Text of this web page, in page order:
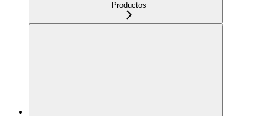
Productos